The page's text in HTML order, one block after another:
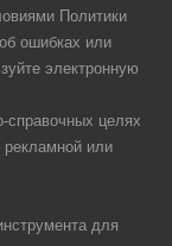
Политики
ошибках или
электронную
справочных целях
рекламной или
для